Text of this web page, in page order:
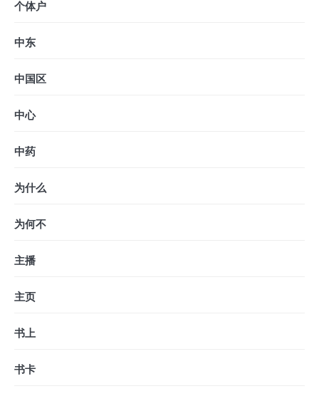
个体户
中东
中国区
中心
中药
为什么
为何不
主播
主页
书上
书卡